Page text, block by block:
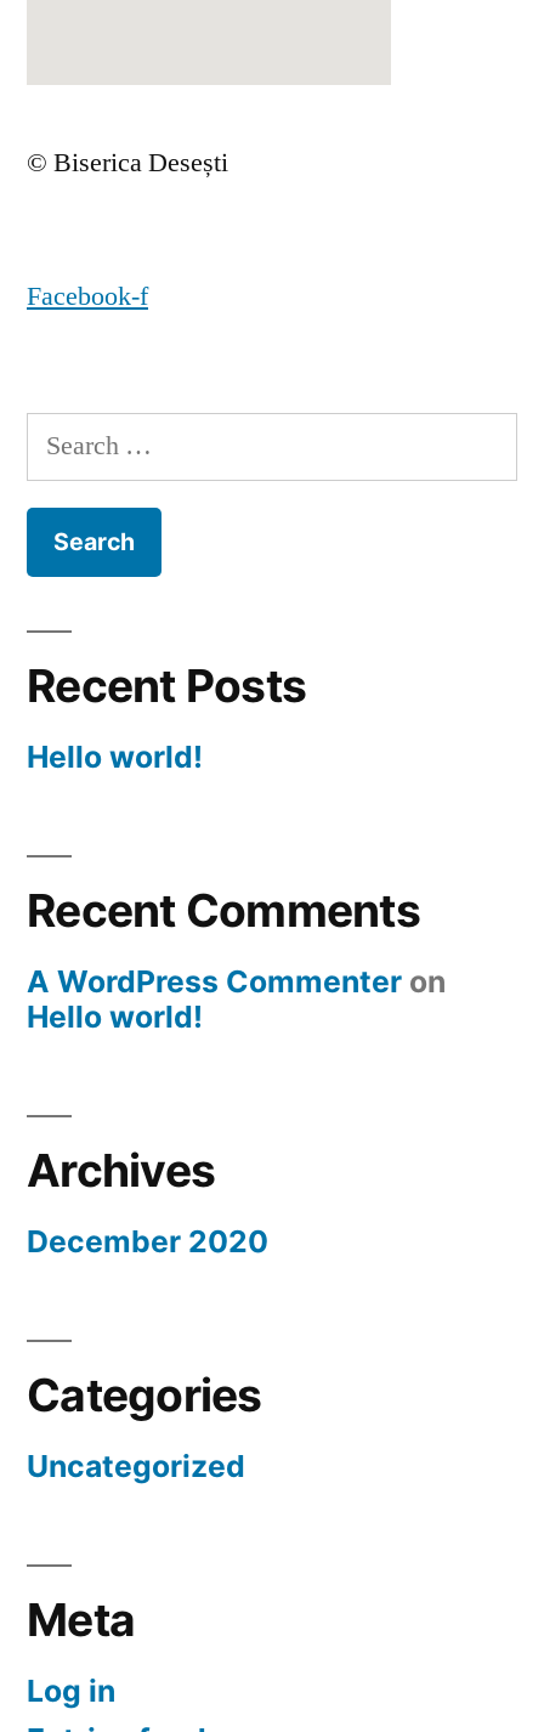
© Biserica Desești
Facebook-f
Search
for:
Recent Posts
Hello world!
Recent Comments
A WordPress Commenter on
Hello world!
Archives
December 2020
Categories
Uncategorized
Meta
Log in